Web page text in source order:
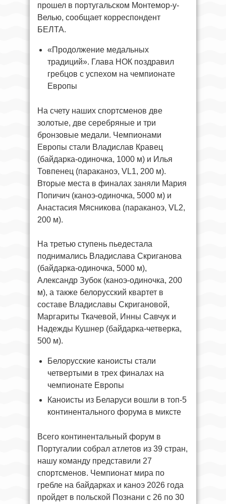
прошел в португальском Монтемор-у-
Велью, сообщает корреспондент
БЕЛТА.
«Продолжение медальных
традиций». Глава НОК поздравил
гребцов с успехом на чемпионате
Европы
На счету наших спортсменов две
золотые, две серебряные и три
бронзовые медали. Чемпионами
Европы стали Владислав Кравец
(байдарка-одиночка, 1000 м) и Илья
Товпенец (параканоэ, VL1, 200 м).
Вторые места в финалах заняли Мария
Попичич (каноэ-одиночка, 5000 м) и
Анастасия Мясникова (параканоэ, VL2,
200 м).
На третью ступень пьедестала
поднимались Владислава Скриганова
(байдарка-одиночка, 5000 м),
Александр Зубок (каноэ-одиночка, 200
м), а также белорусский квартет в
составе Владиславы Скригановой,
Маргариты Ткачевой, Инны Савчук и
Надежды Кушнер (байдарка-четверка,
500 м).
Белорусские каноисты стали
четвертыми в трех финалах на
чемпионате Европы
Каноисты из Беларуси вошли в топ-5
континентального форума в миксте
Всего континентальный форум в
Португалии собрал атлетов из 39 стран,
нашу команду представили 27
спортсменов. Чемпионат мира по
гребле на байдарках и каноэ 2026 года
пройдет в польской Познани с 26 по 30